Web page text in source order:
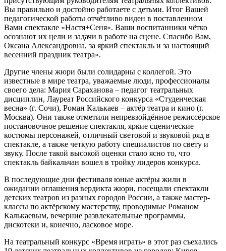
Вы правильно и достойно работаете с детьми. Итог Вашей
педагогической работы отчётливо виден в поставленном
Вами спектакле «Настя+Сеня». Ваши воспитанники чётко
осознают их цели и задачи в работе на сцене. Спасибо Вам,
Оксана Александровна, за яркий спектакль и за настоящий
весенний праздник театра».
Другие члены жюри были солидарны с коллегой. Это
известные в мире театра, уважаемые люди, профессионалы
своего дела: Мария Сараханова – педагог театральных
дисциплин, Лауреат Российского конкурса «Студенческая
весна» (г. Сочи), Роман Калькаев – актёр театра и кино (г.
Москва). Они также отметили непревзойдённое режиссёрское
постановочное решение спектакля, яркие сценические
костюмы персонажей, отличный световой и звуковой ряд в
спектакле, а также четкую работу специалистов по свету и
звуку. После такой высокой оценки стало ясно то, что
спектакль байкальчан вошел в тройку лидеров конкурса.
В последующие дни фестиваля юные актёры жили в
ожидании оглашения вердикта жюри, посещали спектакли
детских театров из разных городов России, а также мастер-
классы по актёрскому мастерству, проводимые Романом
Калькаевым, вечерние развлекательные программы,
дискотеки и, конечно, ласковое море.
На театральный конкурс «Время играть» в этот раз съехались